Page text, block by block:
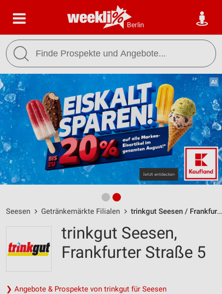
Berlin
Seesen Getränkemärkte Filialen trinkgut Seesen / Frankfurter Straße 5 - Öffnungszeiten & Adresse
trinkgut Seesen,
Frankfurter Straße 5
❯ Angebote & Prospekte von trinkgut für Seesen